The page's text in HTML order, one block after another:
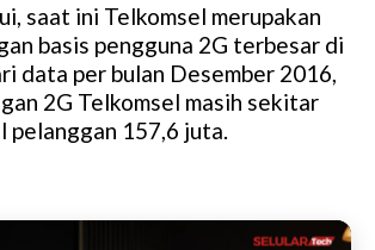
saat ini Telkomsel merupakan
basis pengguna 2G terbesar di
data per bulan Desember 2016,
2G Telkomsel masih sekitar
pelanggan 157,6 juta.